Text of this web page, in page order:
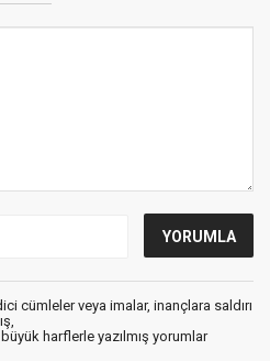
cümleler veya imalar, inançlara saldırı
harflerle yazılmış yorumlar